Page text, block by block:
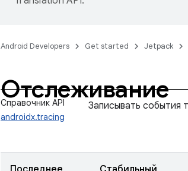
Android Developers Get started Jetpack
Отслеживание
Справочник API
androidx.tracing
Записывать события